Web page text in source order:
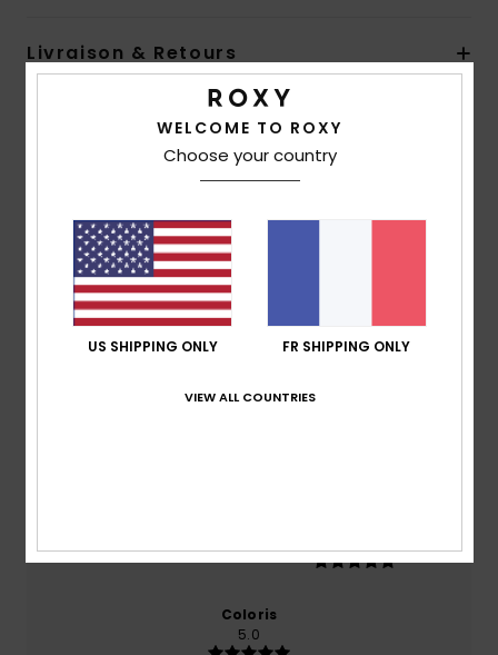
Livraison & Retours
Note moyenne
5.0
basé sur1 avis vérifiés
depuis septembre 2025
Trop petit Trop grand
Coloris
5.0
WELCOME TO ROXY
Choose your country
US SHIPPING ONLY FR SHIPPING ONLY
VIEW ALL COUNTRIES